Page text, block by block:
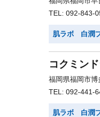
TEL: 092-843-
肌ラボ 白潤
コクミン
福岡県福岡市
TEL: 092-441-
肌ラボ 白潤